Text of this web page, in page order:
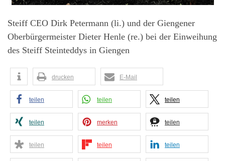
Steiff CEO Dirk Petermann (li.) und der Giengener
Oberbürgermeister Dieter Henle (re.) bei der Einweihung
des Steiff Steinteddys in Giengen
drucken E-Mail
teilen teilen teilen
teilen merken teilen
teilen teilen teilen